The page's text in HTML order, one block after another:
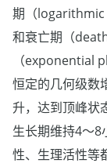
期（logarithmic
和衰亡期（
（exponential
恒定的几何级数
升，达到顶峰状
生长期维持4～8
性、生理活性等